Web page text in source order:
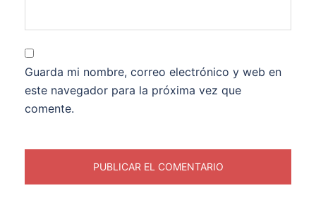
Guarda mi nombre, correo electrónico y web en
este navegador para la próxima vez que
comente.